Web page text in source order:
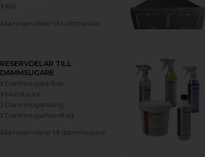
Kol
Alla reservdelar till tvättmaskin
RESERVDELAR TILL
DAMMSUGARE
Dammsugarpåsar
Munstycke
Dammsugarslang
Dammsugarhandtag
Alla reservdelar till dammsugare